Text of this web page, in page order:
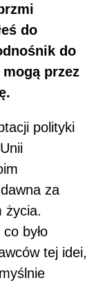
do
do
przez
polityki
za
życia.
było
tej idei,